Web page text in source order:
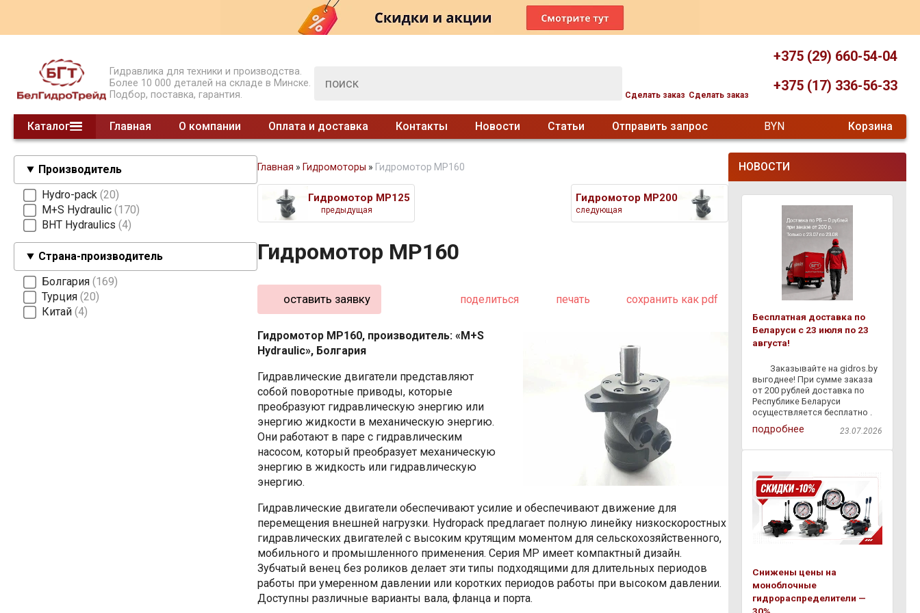
Гидравлика для техники и производства.
Более 10 000 деталей на складе в Минске.
Подбор, поставка, гарантия.
Сделать заказ Сделать заказ
+375 (29) 660-54-04
+375 (17) 336-56-33
Каталог Главная О компании Оплата и доставка Контакты Новости Статьи Отправить запрос BYN Корзина
Производитель
Hydro-pack 20
M+S Hydraulic 170
BHT Hydraulics 4
Страна-производитель
Болгария 169
Турция 20
Китай 4
Главная » Гидромоторы » Гидромотор MP160
Гидромотор MP125
предыдущая
Гидромотор MP200
следующая
Гидромотор MP160
оставить заявку поделиться печать сохранить как pdf
Гидромотор MP160, производитель: «M+S
Hydraulic», Болгария
Гидравлические двигатели представляют
собой поворотные приводы, которые
преобразуют гидравлическую энергию или
энергию жидкости в механическую энергию.
Они работают в паре с гидравлическим
насосом, который преобразует механическую
энергию в жидкость или гидравлическую
энергию.
Гидравлические двигатели обеспечивают усилие и обеспечивают движение для
перемещения внешней нагрузки. Hydropack предлагает полную линейку низкоскоростных
гидравлических двигателей с высоким крутящим моментом для сельскохозяйственного,
мобильного и промышленного применения. Серия MP имеет компактный дизайн.
Зубчатый венец без роликов делает эти типы подходящими для длительных периодов
работы при умеренном давлении или коротких периодов работы при высоком давлении.
Доступны различные варианты вала, фланца и порта.
НОВОСТИ
Бесплатная доставка по
Беларуси с 23 июля по 23
августа!
⠀ ⠀ Заказывайте на gidros.by
выгоднее! При сумме заказа
от 200 рублей доставка по
Республике Беларуси
осуществляется бесплатно .
Мы быстро доставим
гидравлическое
лишних затрат и
подробнее 23.07.2026
Снижены цены на
моноблочные
гидрораспределители —